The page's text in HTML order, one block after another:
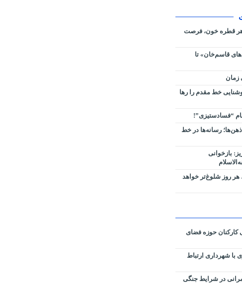
هر قطره خون، فرصت
قاسم‌خان» تا
زمان
روشنایی خط مقدم را رها
“فسادستیزی”!
رسانه‌ها در خط
بازخوانی
هر روز شلوغ‌تر خواهد
کارکنان حوزه فضای
با شهرداری ارتباط